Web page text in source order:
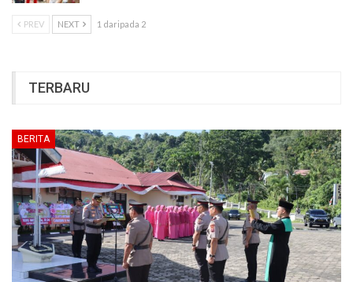
PREV NEXT 1 daripada 2
TERBARU
BERITA